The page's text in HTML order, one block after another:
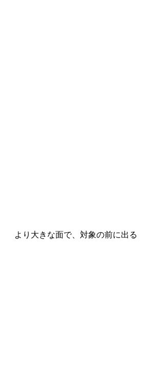
より大きな面で、対象の前に出る